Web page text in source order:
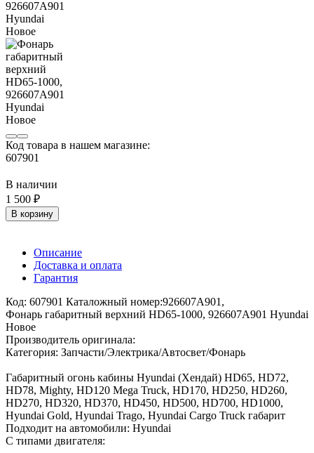
Код товара в нашем магазине:
607901
В наличии
1 500 ₽
В корзину
Описание
Доставка и оплата
Гарантия
Код: 607901 Каталожный номер:926607A901,
Фонарь габаритный верхний HD65-1000, 926607A901 Hyundai
Новое
Производитель оригинала:
Категория: Запчасти/Электрика/Автосвет/Фонарь
Габаритный огонь кабины Hyundai (Хендай) HD65, HD72,
HD78, Mighty, HD120 Mega Truck, HD170, HD250, HD260,
HD270, HD320, HD370, HD450, HD500, HD700, HD1000,
Hyundai Gold, Hyundai Trago, Hyundai Cargo Truck габарит
Подходит на автомобили: Hyundai
С типами двигателя: